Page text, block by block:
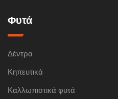
Φυτά
Δέντρα
Κηπευτικά
Καλλωπιστικά φυτά